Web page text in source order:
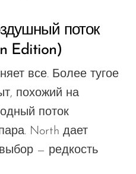
поток
Edition)
все. Более тугое
похожий на
поток
North дает
— редкость